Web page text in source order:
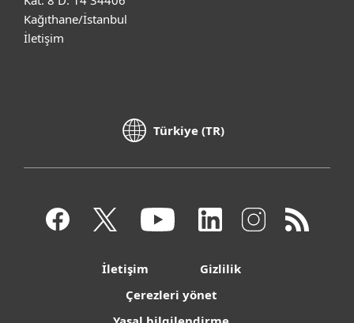
Kağıthane/İstanbul
İletişim
Türkiye (TR)
İletişim
Gizlilik
Çerezleri yönet